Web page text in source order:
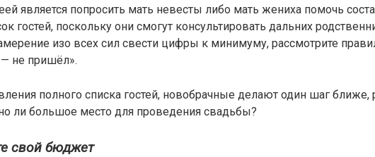
является попросить мать невесты либо мать жениха помочь
гостей, поскольку они смогут консультировать дальних
изо всех сил свести цифры к минимуму, рассмотрите
— не пришёл».
полного списка гостей, новобрачные делают один шаг ближе,
ли большое место для проведения свадьбы?
свой бюджет